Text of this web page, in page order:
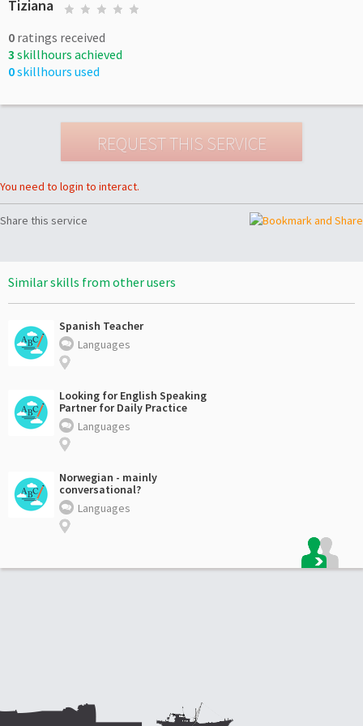
Tiziana
0 ratings received
3 skillhours achieved
0skillhours used
You need to login to interact.
Share this service
Similar skills from other users
Spanish Teacher
Languages
Looking for English Speaking
Partner for Daily Practice
Languages
Norwegian - mainly
conversational?
Languages